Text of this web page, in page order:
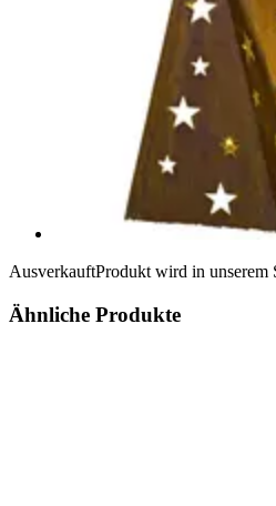
AusverkauftProdukt wird in unserem
Ähnliche Produkte